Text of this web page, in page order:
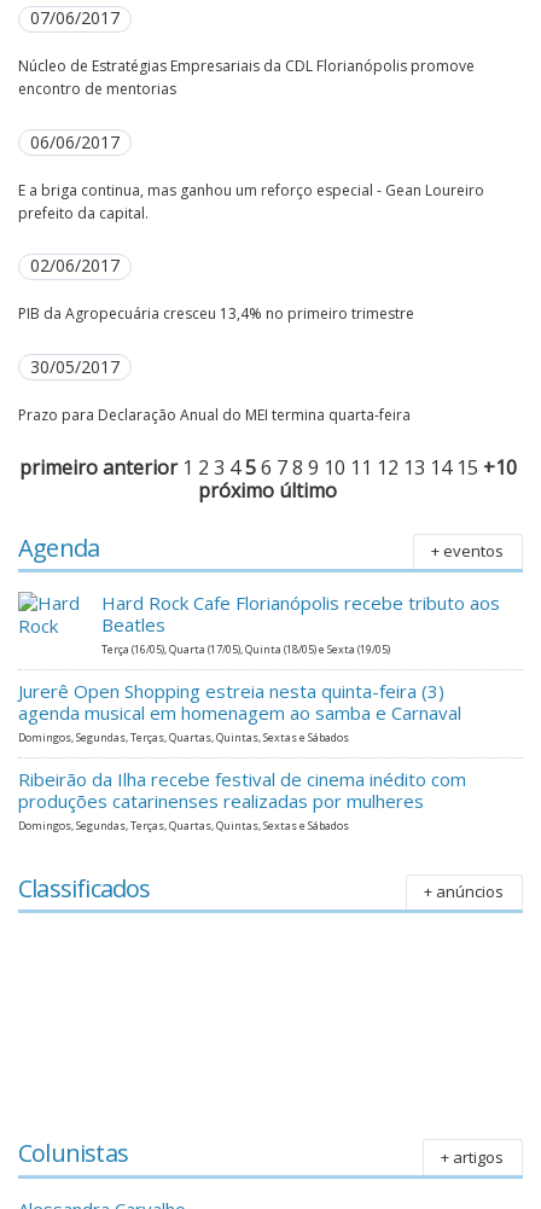
07/06/2017
Núcleo de Estratégias Empresariais da CDL Florianópolis promove
encontro de mentorias
06/06/2017
E a briga continua, mas ganhou um reforço especial - Gean Loureiro
prefeito da capital.
02/06/2017
PIB da Agropecuária cresceu 13,4% no primeiro trimestre
30/05/2017
Prazo para Declaração Anual do MEI termina quarta-feira
primeiro anterior 1 2 3 4 56 7 8 9 10 11 12 13 14 15 +10
próximo último
Agenda + eventos
Hard Rock Cafe Florianópolis recebe tributo aos
Beatles
Terça (16/05), Quarta (17/05), Quinta (18/05) e Sexta (19/05)
Jurerê Open Shopping estreia nesta quinta-feira (3)
agenda musical em homenagem ao samba e Carnaval
Domingos, Segundas, Terças, Quartas, Quintas, Sextas e Sábados
Ribeirão da Ilha recebe festival de cinema inédito com
produções catarinenses realizadas por mulheres
Domingos, Segundas, Terças, Quartas, Quintas, Sextas e Sábados
Classificados + anúncios
Colunistas + artigos